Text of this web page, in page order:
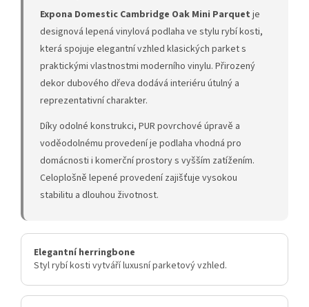
Expona Domestic Cambridge Oak Mini Parquet je
designová lepená vinylová podlaha ve stylu rybí kosti,
která spojuje elegantní vzhled klasických parket s
praktickými vlastnostmi moderního vinylu. Přirozený
dekor dubového dřeva dodává interiéru útulný a
reprezentativní charakter.
Díky odolné konstrukci, PUR povrchové úpravě a
voděodolnému provedení je podlaha vhodná pro
domácnosti i komerční prostory s vyšším zatížením.
Celoplošně lepené provedení zajišťuje vysokou
stabilitu a dlouhou životnost.
Elegantní herringbone
Styl rybí kosti vytváří luxusní parketový vzhled.